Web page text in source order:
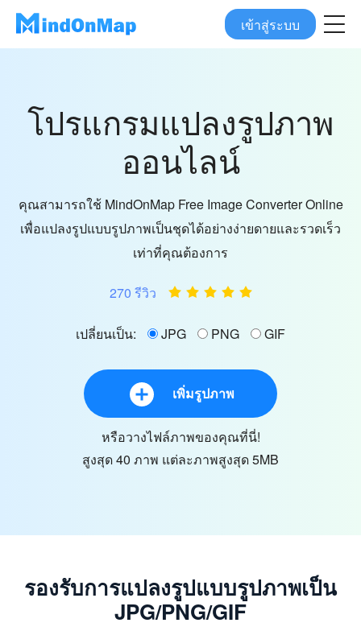
เข้าสู่ระบบ
โปรแกรมแปลงรูปภาพ
ออนไลน์
คุณสามารถใช้ MindOnMap Free Image Converter Online
เพื่อแปลงรูปแบบรูปภาพเป็นชุดได้อย่างง่ายดายและรวดเร็ว
เท่าที่คุณต้องการ
270 รีวิว
เปลี่ยนเป็น: JPG PNG GIF
เพิ่มรูปภาพ
หรือวางไฟล์ภาพของคุณที่นี่!
สูงสุด 40 ภาพ แต่ละภาพสูงสุด 5MB
รองรับการแปลงรูปแบบรูปภาพเป็น
JPG/PNG/GIF